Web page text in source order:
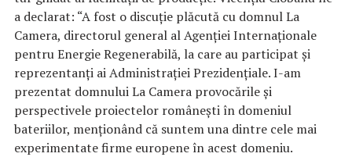
a declarat: “A fost o discuție plăcută cu domnul La
Camera, directorul general al Agenției Internaționale
pentru Energie Regenerabilă, la care au participat și
reprezentanți ai Administrației Prezidențiale. I-am
prezentat domnului La Camera provocările și
perspectivele proiectelor românești în domeniul
bateriilor, menționând că suntem una dintre cele mai
experimentate firme europene în acest domeniu.